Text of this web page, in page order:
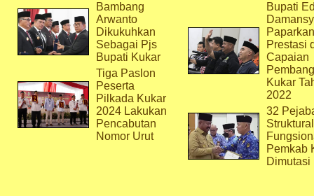
Bambang
Arwanto
Dikukuhkan
Sebagai Pjs
Bupati Kukar
Tiga Paslon
Peserta
Pilkada Kukar
2024 Lakukan
Pencabutan
Nomor Urut
Bupati
Paparkan
Prestasi
Capaian
Kukar
2022
32
Pemkab
Dimutasi